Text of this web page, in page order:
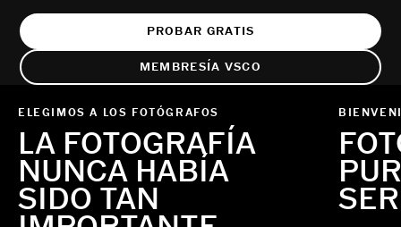
PROBAR GRATIS
MEMBRESÍA VSCO
ELEGIMOS A LOS FOTÓGRAFOS
LA FOTOGRAFÍA
NUNCA HABÍA
SIDO TAN